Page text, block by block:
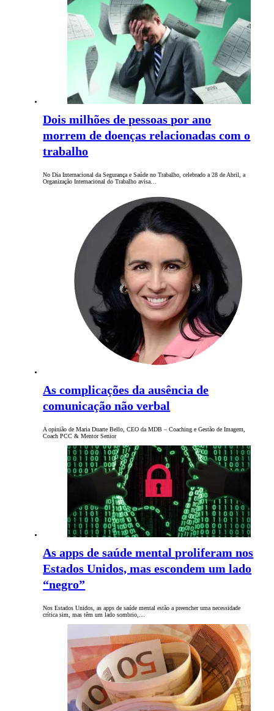
Dois milhões de pessoas por ano
morrem de doenças relacionadas com o
trabalho
No Dia Internacional da Segurança e Saúde no Trabalho, celebrado a 28 de Abril, a
Organização Internacional do Trabalho avisa…
As complicações da ausência de
comunicação não verbal
A opinião de Maria Duarte Bello, CEO da MDB – Coaching e Gestão de Imagem,
Coach PCC & Mentor Senior
As apps de saúde mental proliferam nos
Estados Unidos, mas escondem um lado
“negro”
Nos Estados Unidos, as apps de saúde mental estão a preencher uma necessidade
crítica sim, mas têm um lado sombrio,…